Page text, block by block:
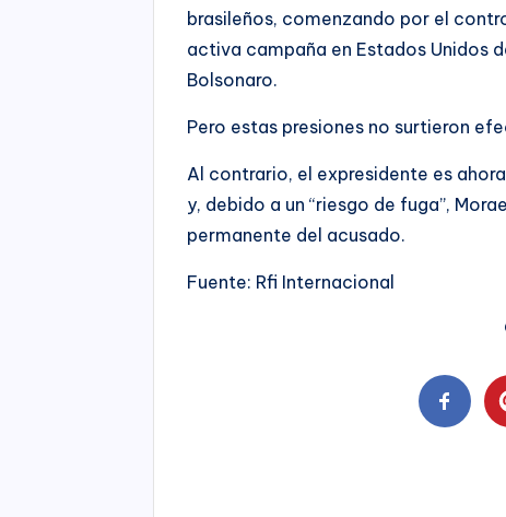
brasileños, comenzando por el
activa campaña en Estados Unidos
Bolsonaro.
Pero estas presiones no surtieron
Al contrario, el expresidente es
y, debido a un “riesgo de fuga”,
permanente del acusado.
Fuente: Rfi Internacional